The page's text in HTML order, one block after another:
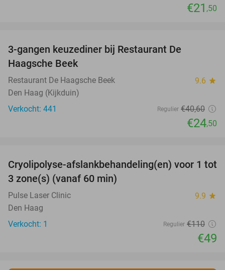
€21 ,50
3-gangen keuzediner bij Restaurant De
Haagsche Beek
Restaurant De Haagsche Beek 9.6 star
Den Haag (Kijkduin)
Verkocht: 441
Regulier €40,60
€24,50
55%
NEW
TODAY
Cryolipolyse-afslankbehandeling(en) voor 1 tot
3 zone(s) (vanaf 60 min)
Pulse Laser Clinic 9.9 star
Den Haag
Verkocht: 1
Regulier €110
€49